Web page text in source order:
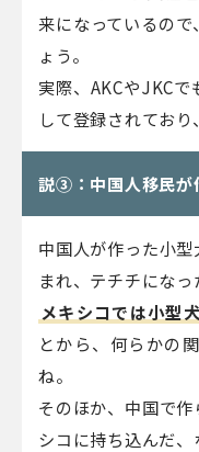
来になっているの
ょう。
実際、AKCやJKC
して登録されており
説③：中国人移民が
中国人が作った小
まれ、テチチになっ
メキシコでは小型
とから、何らかの
ね。
そのほか、中国で
シコに持ち込んだ、